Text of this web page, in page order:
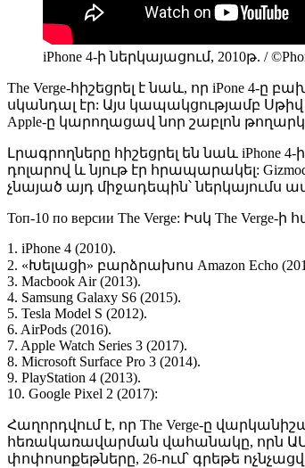
iPhone 4-ի ներկայացում, 2010թ. /
The Verge-հիշեցրել է նաև, որ iPone
սկանդալ էր: Այս կապակցությամբ Սթիվ
Apple-ը կարողացավ նոր շաբլոն
Լրագրողները հիշեցրել են նաև
դոլարով և նյութ էր հրապարակել:
չնայած այդ միջադեպին՝ ներկայումս
Топ-10 по версии The Verge: Իսկ The
1. iPhone 4 (2010).
2. «Խելացի» բարձրախոս Amazon Echo
3. Macbook Air (2013).
4. Samsung Galaxy S6 (2015).
5. Tesla Model S (2012).
6. AirPods (2016).
7. Apple Watch Series 3 (2017).
8. Microsoft Surface Pro 3 (2014).
9. PlayStation 4 (2013).
10. Google Pixel 2 (2017):
Հաղորդվում է, որ The Verge-ը
հեռակառավարման վահանակը, որն
փոփոսոքեթները, 26-ում՝ գրեթե